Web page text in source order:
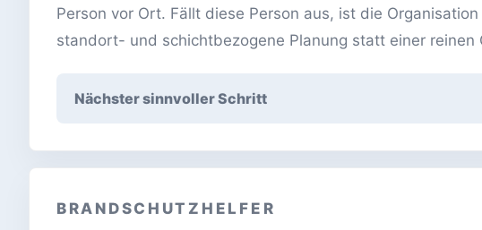
Person vor Ort. Fällt diese Person aus, ist die
standort- und schichtbezogene Planung statt einer reinen
Nächster sinnvoller Schritt
BRANDSCHUTZHELFER